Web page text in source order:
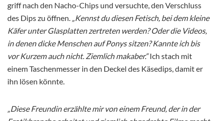
griff nach den Nacho-Chips und versuchte, den Verschluss
des Dips zu öffnen. „Kennst du diesen Fetisch, bei dem kleine
Käfer unter Glasplatten zertreten werden? Oder die Videos,
in denen dicke Menschen auf Ponys sitzen? Kannte ich bis
vor Kurzem auch nicht. Ziemlich makaber.“Ich stach mit
einem Taschenmesser in den Deckel des Käsedips, damit er
ihn lösen könnte.
„Diese Freundin erzählte mir von einem Freund, der in der